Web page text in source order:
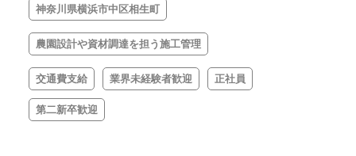
神奈川県横浜市中区相生町
農園設計や資材調達を担う施工管理
交通費支給 業界未経験者歓迎 正社員
第二新卒歓迎